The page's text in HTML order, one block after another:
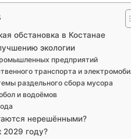
обстановка в Костанае
экологии
предприятий
транспорта и
раздельного сбора мусора
и водоёмов
нерешёнными?
2029 году?